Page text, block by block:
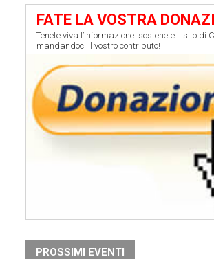
FATE LA VOSTRA
Tenete viva l’informazione: sostenete il sito di
mandandoci il vostro contributo!
PROSSIMI EVENTI